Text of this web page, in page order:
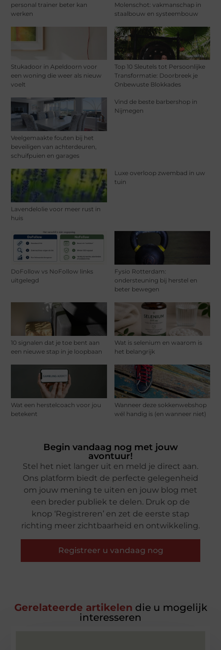
personal trainer beter kan
werken
Molenschot: vakmanschap in
staalbouw en systeembouw
Stukadoor in Apeldoorn voor
een woning die weer als nieuw
voelt
Top 10 Sleutels tot Persoonlijke
Transformatie: Doorbreek je
Onbewuste Blokkades
Veelgemaakte fouten bij het
beveiligen van achterdeuren,
schuifpuien en garages
Vind de beste barbershop in
Nijmegen
Lavendelolie voor meer rust in
huis
Luxe overloop zwembad in uw
tuin
DoFollow vs NoFollow links
uitgelegd
Fysio Rotterdam:
ondersteuning bij herstel en
beter bewegen
10 signalen dat je toe bent aan
een nieuwe stap in je loopbaan
Wat is selenium en waarom is
het belangrijk
Wat een herstelcoach voor jou
betekent
Wanneer deze sokkenwebshop
wél handig is (en wanneer niet)
Begin vandaag nog met jouw
avontuur!
Stel het niet langer uit en meld je direct aan.
Ons platform biedt de perfecte gelegenheid
om jouw mening te uiten en jouw blog met
een breder publiek te delen. Druk op de
knop ‘Registreren’ en zet de eerste stap
richting meer zichtbaarheid en ontwikkeling.
Registreer u vandaag nog
Gerelateerde artikelen die u mogelijk
interesseren